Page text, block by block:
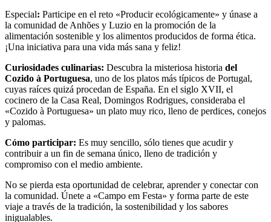
Especial: Participe en el reto «Producir ecológicamente» y únase a
la comunidad de Anhões y Luzio en la promoción de la
alimentación sostenible y los alimentos producidos de forma ética.
¡Una iniciativa para una vida más sana y feliz!
Curiosidades culinarias: Descubra la misteriosa historia del
Cozido à Portuguesa, uno de los platos más típicos de Portugal,
cuyas raíces quizá procedan de España. En el siglo XVII, el
cocinero de la Casa Real, Domingos Rodrigues, consideraba el
«Cozido à Portuguesa» un plato muy rico, lleno de perdices, conejos
y palomas.
Cómo participar: Es muy sencillo, sólo tienes que acudir y
contribuir a un fin de semana único, lleno de tradición y
compromiso con el medio ambiente.
No se pierda esta oportunidad de celebrar, aprender y conectar con
la comunidad. Únete a «Campo em Festa» y forma parte de este
viaje a través de la tradición, la sostenibilidad y los sabores
inigualables.